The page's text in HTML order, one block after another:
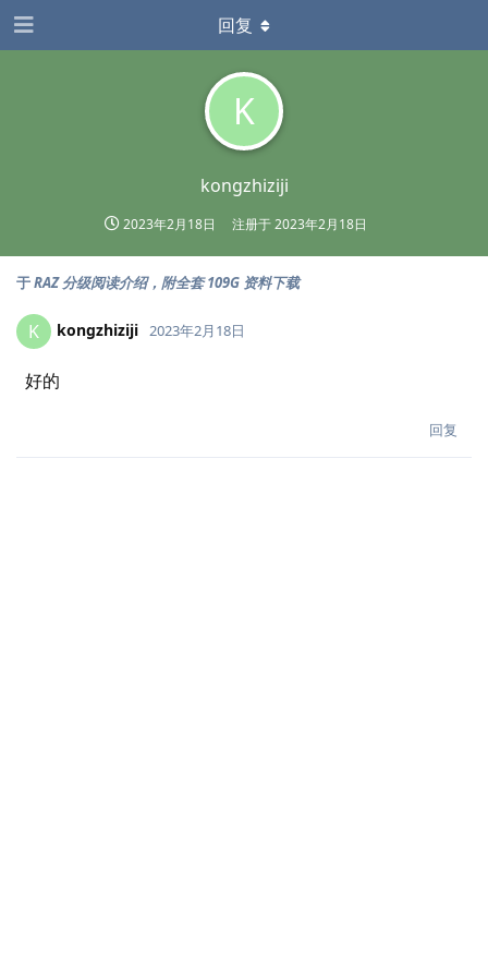
K
kongzhiziji
2023年2月18日 注册于2023年2月18日
回复
于RAZ 分级阅读介绍，附全套 109G 资料下载
K kongzhiziji 2023年2月18日
好的
回复